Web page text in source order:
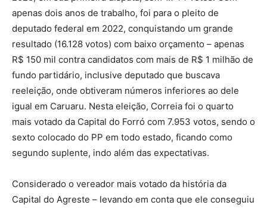
apenas dois anos de trabalho, foi para o pleito de
deputado federal em 2022, conquistando um grande
resultado (16.128 votos) com baixo orçamento – apenas
R$ 150 mil contra candidatos com mais de R$ 1 milhão de
fundo partidário, inclusive deputado que buscava
reeleição, onde obtiveram números inferiores ao dele
igual em Caruaru. Nesta eleição, Correia foi o quarto
mais votado da Capital do Forró com 7.953 votos, sendo o
sexto colocado do PP em todo estado, ficando como
segundo suplente, indo além das expectativas.
Considerado o vereador mais votado da história da
Capital do Agreste – levando em conta que ele conseguiu